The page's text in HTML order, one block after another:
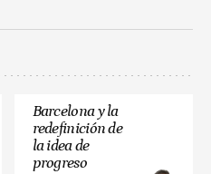
Barcelona y la
redefinición de
la idea de
progreso